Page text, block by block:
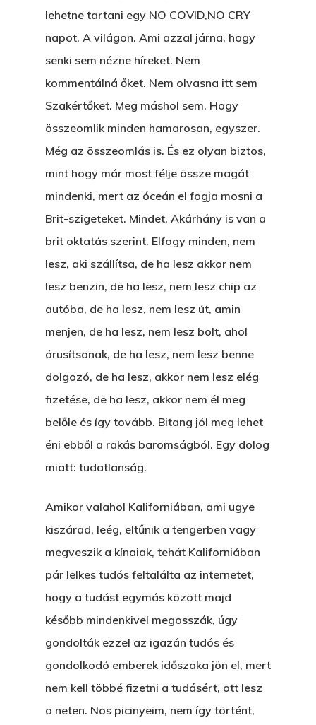
lehetne tartani egy NO COVID,NO CRY
napot. A világon. Ami azzal járna, hogy
senki sem nézne híreket. Nem
kommentálná őket. Nem olvasna itt sem
Szakértőket. Meg máshol sem. Hogy
összeomlik minden hamarosan, egyszer.
Még az összeomlás is. És ez olyan biztos,
mint hogy már most félje össze magát
mindenki, mert az óceán el fogja mosni a
Brit-szigeteket. Mindet. Akárhány is van a
brit oktatás szerint. Elfogy minden, nem
lesz, aki szállítsa, de ha lesz akkor nem
lesz benzin, de ha lesz, nem lesz chip az
autóba, de ha lesz, nem lesz út, amin
menjen, de ha lesz, nem lesz bolt, ahol
árusítsanak, de ha lesz, nem lesz benne
dolgozó, de ha lesz, akkor nem lesz elég
fizetése, de ha lesz, akkor nem él meg
belőle és így tovább. Bitang jól meg lehet
éni ebből a rakás baromságból. Egy dolog
miatt: tudatlanság.
Amikor valahol Kaliforniában, ami ugye
kiszárad, leég, eltűnik a tengerben vagy
megveszik a kínaiak, tehát Kaliforniában
pár lelkes tudós feltalálta az internetet,
hogy a tudást egymás között majd
később mindenkivel megosszák, úgy
gondolták ezzel az igazán tudós és
gondolkodó emberek időszaka jön el, mert
nem kell többé fizetni a tudásért, ott lesz
a neten. Nos picinyeim, nem így történt,